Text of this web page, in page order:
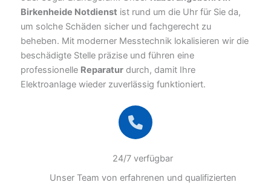
Birkenheide Notdienst ist rund um die Uhr für Sie da,
um solche Schäden sicher und fachgerecht zu
beheben. Mit moderner Messtechnik lokalisieren wir die
beschädigte Stelle präzise und führen eine
professionelle Reparatur durch, damit Ihre
Elektroanlage wieder zuverlässig funktioniert.
24/7 verfügbar
Unser Team von erfahrenen und qualifizierten